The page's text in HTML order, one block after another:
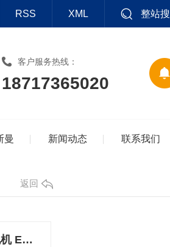
RSS XML 整站
客户服务热线：
18717365020
曼 新闻动态 联系我们
返回
行走驱动，运行电机 E34 2WD 71690245